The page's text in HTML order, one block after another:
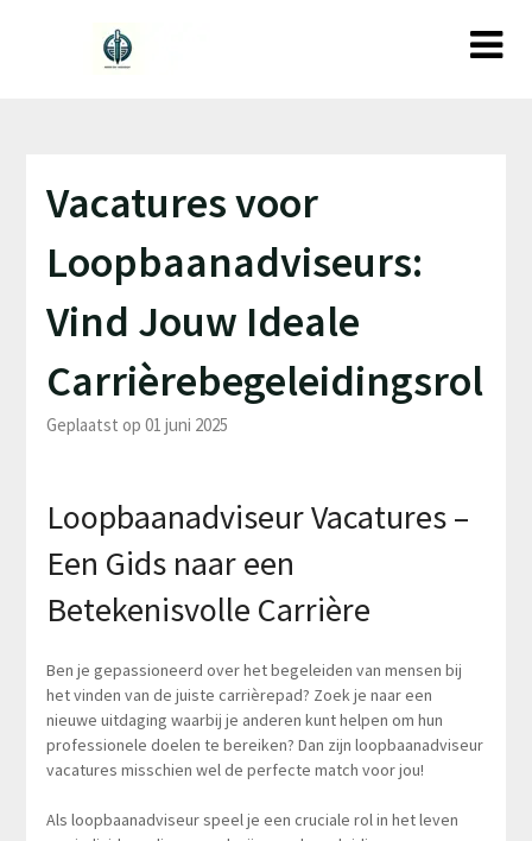
Vacatures voor
Loopbaanadviseurs:
Vind Jouw Ideale
Carrièrebegeleidingsrol
Geplaatst op 01 juni 2025
Loopbaanadviseur Vacatures –
Een Gids naar een
Betekenisvolle Carrière
Ben je gepassioneerd over het begeleiden van mensen bij
het vinden van de juiste carrièrepad? Zoek je naar een
nieuwe uitdaging waarbij je anderen kunt helpen om hun
professionele doelen te bereiken? Dan zijn loopbaanadviseur
vacatures misschien wel de perfecte match voor jou!
Als loopbaanadviseur speel je een cruciale rol in het leven